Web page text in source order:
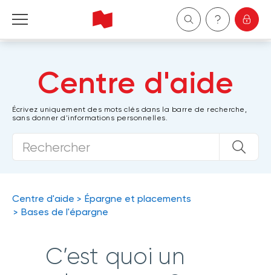
Entreprises
Gestion de patrimoine
Centre d'aide
Écrivez uniquement des mots clés dans la barre de recherche,
sans donner d'informations personnelles.
Centre d'aide
Épargne et placements
Bases de l'épargne
C’est quoi un